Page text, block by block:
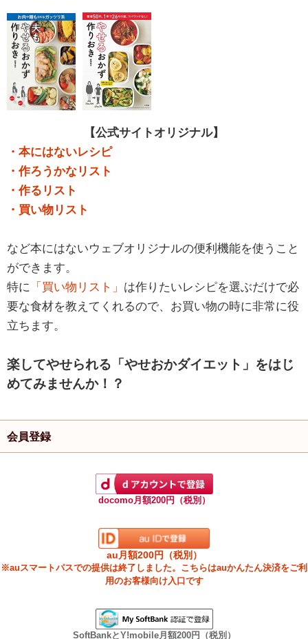
【公式サイトオリジナル】
・本にはないレシピ
・作ろうかなリスト
・作るリスト
・買い物リスト
など本にはないウェブオリジナルの便利機能を使うこと
ができます。
特に 「買い物リスト」 は作りたいレシピを選ぶだけで必
要な食材を教えてくれるので、お買い物の時に非常に役
立ちます。
楽してやせられる「やせおかダイエット」をはじ
めてみませんか！？
会員登録
docomo月額200円（税別）
au月額200円（税別）
※auスマートパスでの提供は終了しました。こちらはauかんたん決済をご利
用のお客様向け入口です
SoftBankとY!mobile月額200円（税別）